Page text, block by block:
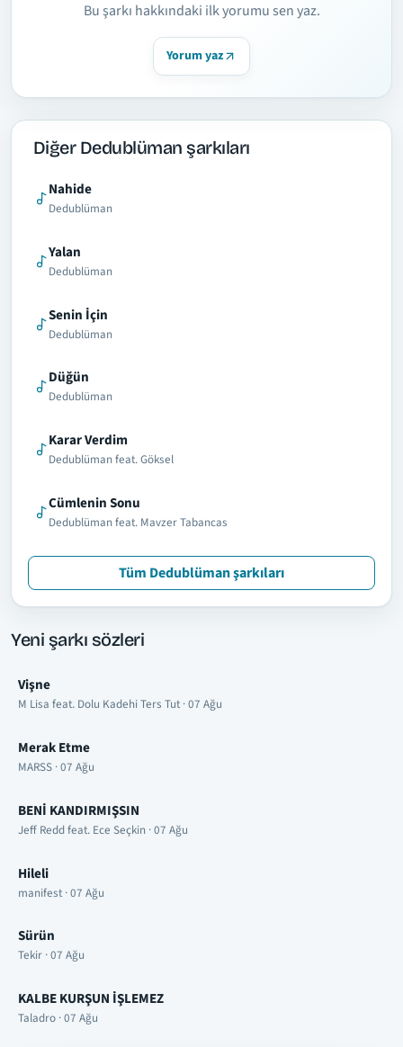
Bu şarkı hakkındaki ilk yorumu sen yaz.
Yorum yaz
Diğer Dedublüman şarkıları
Nahide
Dedublüman
Yalan
Dedublüman
Senin İçin
Dedublüman
Düğün
Dedublüman
Karar Verdim
Dedublüman feat. Göksel
Cümlenin Sonu
Dedublüman feat. Mavzer Tabancas
Tüm Dedublüman şarkıları
Yeni şarkı sözleri
Vişne
M Lisa feat. Dolu Kadehi Ters Tut · 07 Ağu
Merak Etme
MARSS · 07 Ağu
BENİ KANDIRMIŞSIN
Jeff Redd feat. Ece Seçkin · 07 Ağu
Hileli
manifest · 07 Ağu
Sürün
Tekir · 07 Ağu
KALBE KURŞUN İŞLEMEZ
Taladro · 07 Ağu